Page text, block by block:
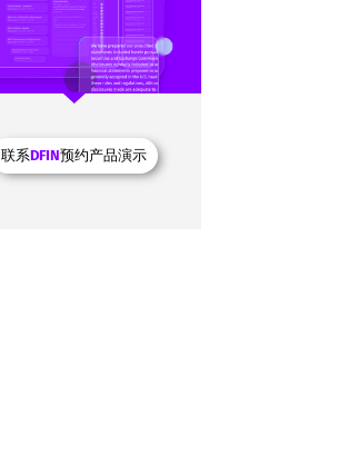
联系DFIN预约产品演示